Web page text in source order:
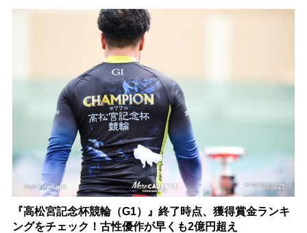
『高松宮記念杯競輪（G1）』終了時点、獲得賞金ランキ
ングをチェック！古性優作が早くも2億円超え